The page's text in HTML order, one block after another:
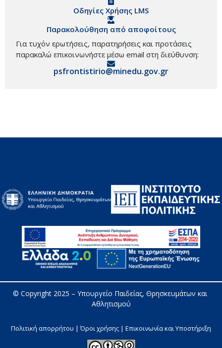
Οδηγίες Χρήσης LMS
Παρακολούθηση από αποφοίτους
Για τυχόν ερωτήσεις, παρατηρήσεις και προτάσεις
παρακαλώ επικοινωνήστε μέσω email στη διεύθυνση:
psfrontistirio@minedu.gov.gr
© Copyright 2025 – Υπουργείο Παιδείας, Θρησκευμάτων και
Αθλητισμού
Πολιτική απορρήτου | Όροι χρήσης | Επικοινωνία και Υποστήριξη